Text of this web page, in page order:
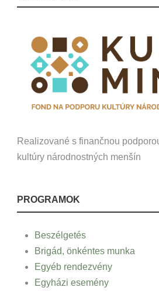
Realizované s finančnou
kultúry národnostných menšín
PROGRAMOK
Beszélgetés
Brigád, önkéntes munka
Egyéb rendezvény
Egyházi esemény